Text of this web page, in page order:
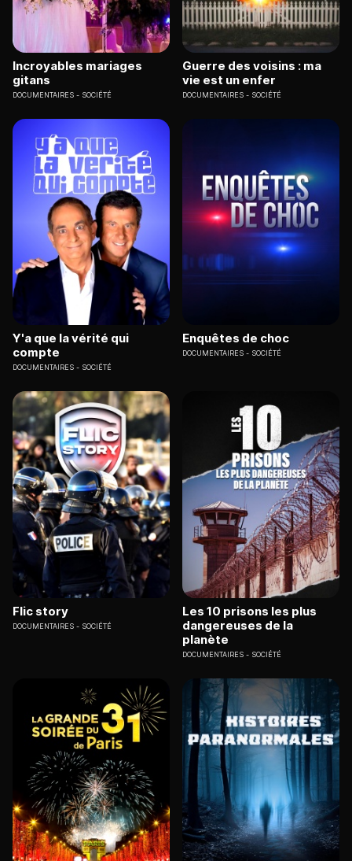
Incroyables mariages
gitans
DOCUMENTAIRES SOCIÉTÉ
Guerre des voisins : ma
vie est un enfer
DOCUMENTAIRES SOCIÉTÉ
Y'a que la vérité qui
compte
DOCUMENTAIRES SOCIÉTÉ
Enquêtes de choc
DOCUMENTAIRES SOCIÉTÉ
Flic story
DOCUMENTAIRES SOCIÉTÉ
Les 10 prisons les plus
dangereuses de la
planète
DOCUMENTAIRES SOCIÉTÉ